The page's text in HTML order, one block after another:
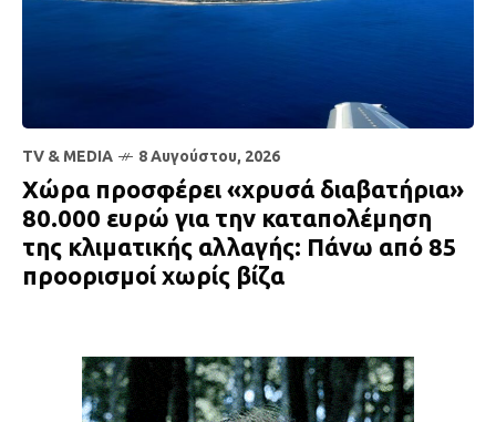
TV & MEDIA 8 Αυγούστου, 2026
Χώρα προσφέρει «χρυσά διαβατήρια»
80.000 ευρώ για την καταπολέμηση
της κλιματικής αλλαγής: Πάνω από 85
προορισμοί χωρίς βίζα